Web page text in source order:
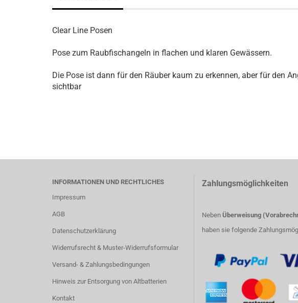
Clear Line Posen
Pose zum Raubfischangeln in flachen und klaren Gewässern.
Die Pose ist dann für den Räuber kaum zu erkennen, aber für den
sichtbar
INFORMATIONEN UND RECHTLICHES
Impressum
AGB
Datenschutzerklärung
Widerrufsrecht & Muster-Widerrufsformular
Versand- & Zahlungsbedingungen
Hinweis zur Entsorgung von Altbatterien
Kontakt
Zahlungsmöglichkeiten
NebenÜberweisung
haben sie folgende